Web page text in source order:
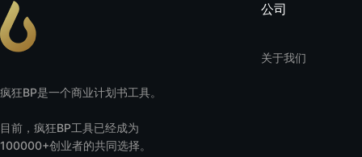
疯狂BP是一个商业计划书工具。
目前，疯狂BP工具已经成为
100000+创业者的共同选择。
公司
关于我们